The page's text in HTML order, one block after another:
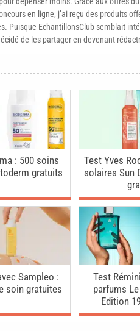
en ligne, j’ai reçu des produits
Puisque EchantillonsClub semblait
de les partager en devenant
: 500 soins
gratuits
Test Yves
solaires Sun
Sampleo :
soin gratuites
Test
parfums
Edition